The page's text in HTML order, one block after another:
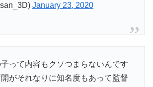
January 23, 2020
って内容もクソつまらないんです
がそれなりに知名度もあって監督